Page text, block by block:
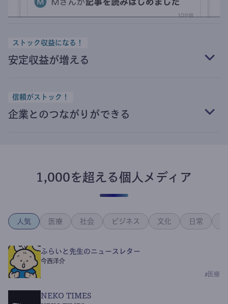
ストック収益になる！
安定収益が増える
信頼がストック！
企業とのつながりができる
1,000を超える個人メディア
人気 医療 社会 ビジネス 文化 日常
ふらいと先生のニュースレター
今西洋介
# 医療
NEKO TIMES